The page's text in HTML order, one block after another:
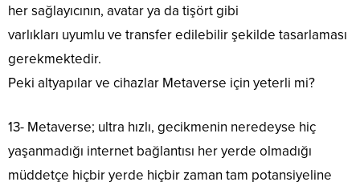
her sağlayıcının, avatar ya da tişört gibi
varlıkları uyumlu ve transfer edilebilir şekilde tasarlaması
gerekmektedir.
Peki altyapılar ve cihazlar Metaverse için yeterli mi?
13- Metaverse; ultra hızlı, gecikmenin neredeyse hiç
yaşanmadığı internet bağlantısı her yerde olmadığı
müddetçe hiçbir yerde hiçbir zaman tam potansiyeline